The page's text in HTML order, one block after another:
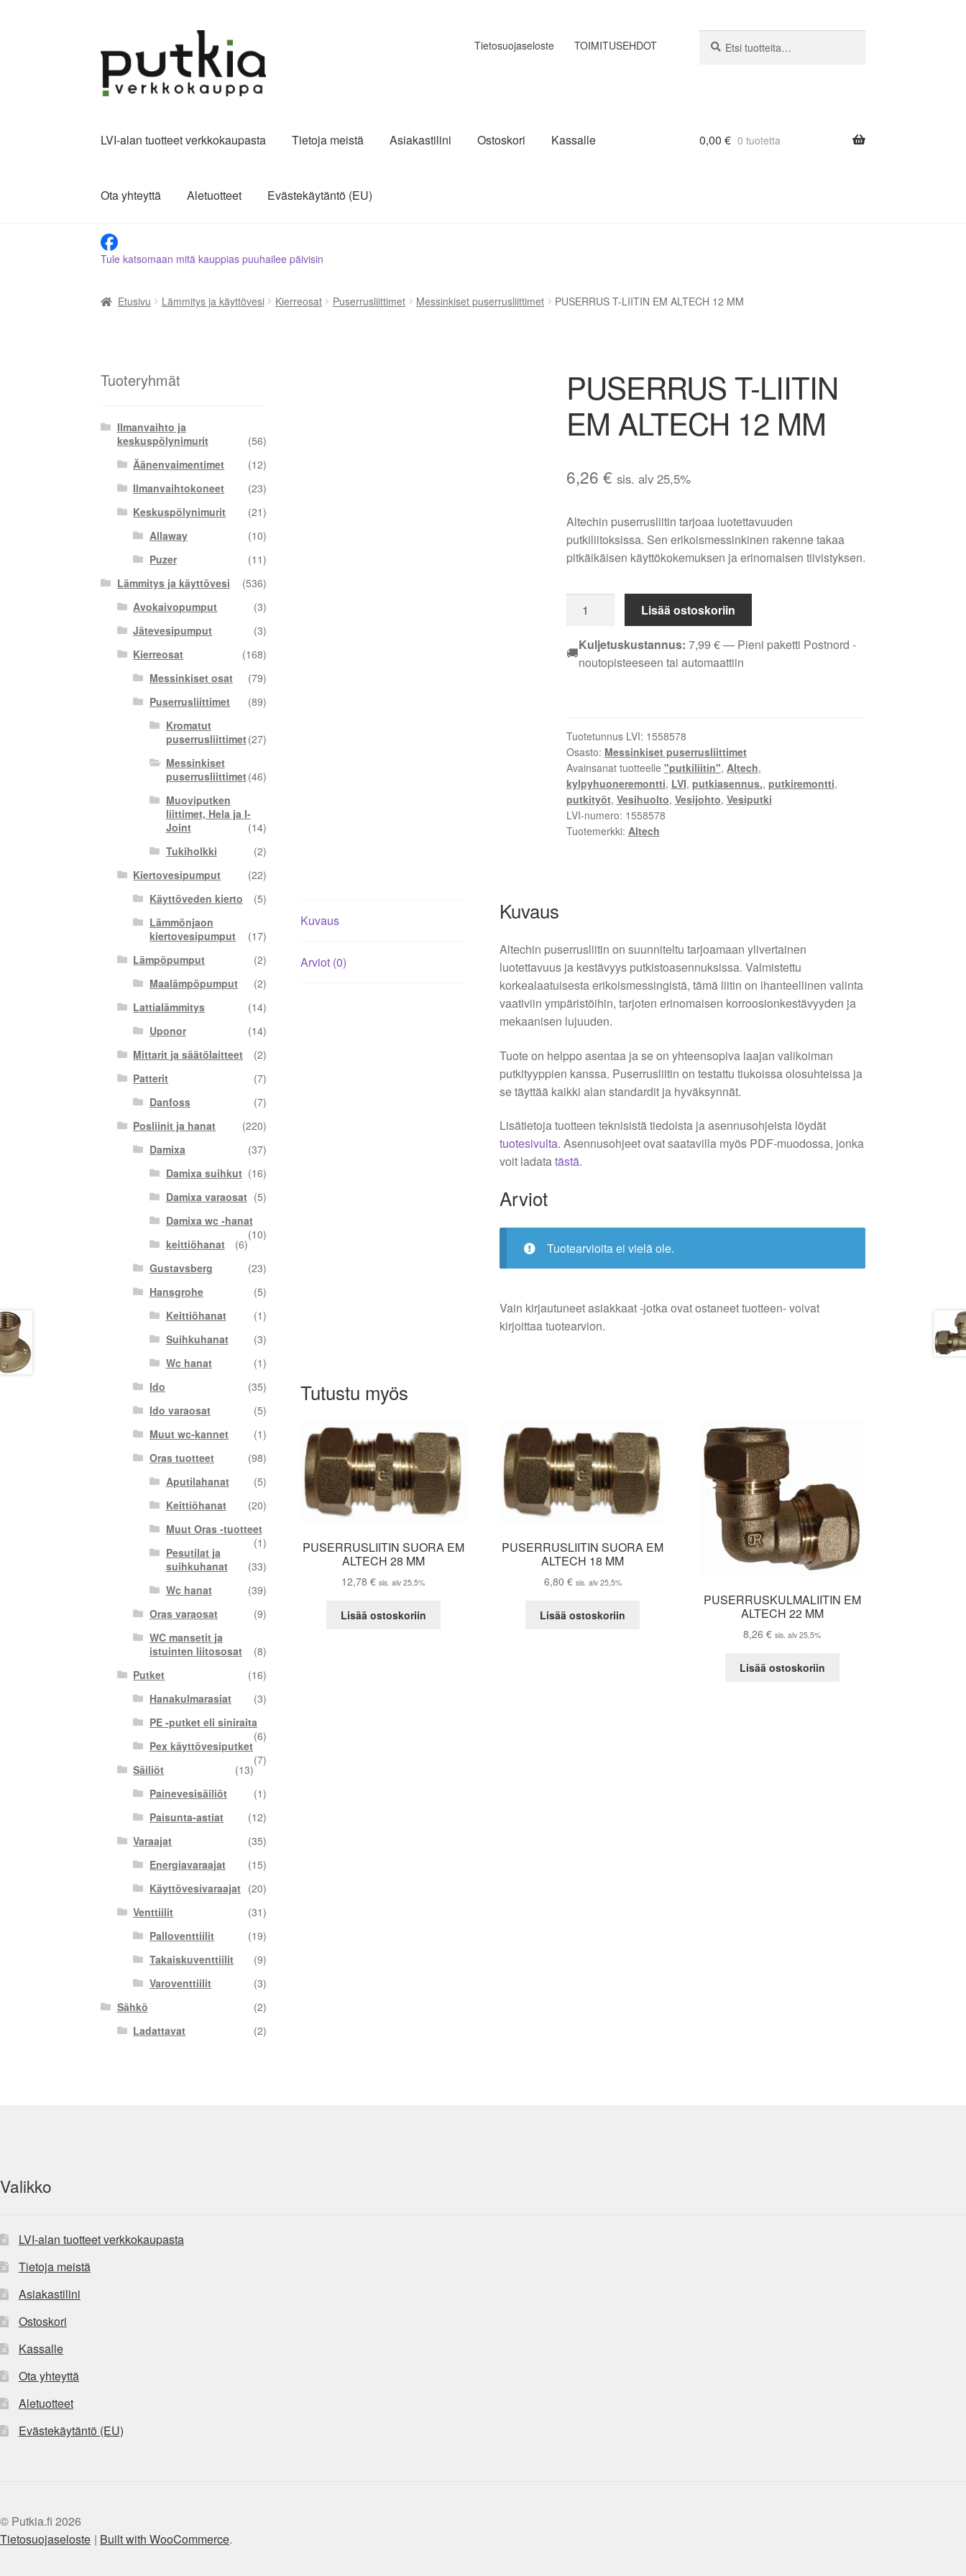
navigointiin
sisältöön
Tietosuojaseloste TOIMITUSEHDOT
LVI-alan tuotteet verkkokaupasta Tietoja meistä Asiakastilini Ostoskori Kassalle
Ota yhteyttä Aletuotteet Evästekäytäntö (EU)
0,00 € 0 tuotetta
Tule katsomaan mitä kauppias puuhailee päivisin
Etusivu Lämmitys ja käyttövesi Kierreosat Puserrusliittimet Messinkiset puserrusliittimet PUSERRUS T-LIITIN EM ALTECH 12 MM
PUSERRUS T-LIITIN
EM ALTECH 12 MM
6,26 € sis. alv 25,5%
Altechin puserrusliitin tarjoaa luotettavuuden
putkiliitoksissa. Sen erikoismessinkinen rakenne takaa
pitkäikäisen käyttökokemuksen ja erinomaisen tiivistyksen.
LIITIN
EM
ALTECH
Lisää ostoskoriin
🚚Kuljetuskustannus: 7,99 €— Pieni paketti Postnord -
noutopisteeseen tai automaattiin
Tuotetunnus LVI: 1558578
Osasto: Messinkiset puserrusliittimet
Avainsanat tuotteelle "putkiliitin", Altech,
kylpyhuoneremontti, LVI, putkiasennus., putkiremontti,
putkityöt, Vesihuolto, Vesijohto, Vesiputki
LVI-numero: 1558578
Tuotemerkki: Altech
Kuvaus
Arviot (0)
Kuvaus
Altechin puserrusliitin on suunniteltu tarjoamaan ylivertainen
luotettavuus ja kestävyys putkistoasennuksissa. Valmistettu
korkealaatuisesta erikoismessingistä, tämä liitin on ihanteellinen valinta
vaativiin ympäristöihin, tarjoten erinomaisen korroosionkestävyyden ja
mekaanisen lujuuden.
Tuote on helppo asentaa ja se on yhteensopiva laajan valikoiman
putkityyppien kanssa. Puserrusliitin on testattu tiukoissa olosuhteissa ja
se täyttää kaikki alan standardit ja hyväksynnät.
Lisätietoja tuotteen teknisistä tiedoista ja asennusohjeista löydät
tuotesivulta. Asennusohjeet ovat saatavilla myös PDF-muodossa, jonka
voit ladatatästä.
Arviot
Tuotearvioita ei vielä ole.
Vain kirjautuneet asiakkaat -jotka ovat ostaneet tuotteen- voivat
kirjoittaa tuotearvion.
Tutustu myös
PUSERRUSLIITIN SUORA EM
ALTECH 28 MM
12,78€ sis. alv 25,5%
Lisää ostoskoriin
PUSERRUSLIITIN SUORA EM
ALTECH 18 MM
6,80 € sis. alv 25,5%
Lisää ostoskoriin
PUSERRUSKULMALIITIN EM
ALTECH 22 MM
8,26€ sis. alv 25,5%
Lisää ostoskoriin
Tuoteryhmät
Ilmanvaihto ja
keskuspölynimurit
(56)
Äänenvaimentimet
(12)
Ilmanvaihtokoneet
(23)
Keskuspölynimurit
(21)
Allaway
(10)
Puzer
(11)
Lämmitys ja käyttövesi
(536)
Avokaivopumput
(3)
Jätevesipumput
(3)
Kierreosat
(168)
Messinkiset osat
(79)
Puserrusliittimet
(89)
Kromatut
puserrusliittimet(27)
Messinkiset
puserrusliittimet(46)
Muoviputken
liittimet, Hela ja I-
Joint
(14)
Tukiholkki
(2)
Kiertovesipumput
(22)
Käyttöveden kierto
(5)
Lämmönjaon
kiertovesipumput
(17)
Lämpöpumput
(2)
Maalämpöpumput
(2)
Lattialämmitys
(14)
Uponor
(14)
Mittarit ja säätölaitteet
(2)
Patterit
(7)
Danfoss
(7)
Posliinit ja hanat
(220)
Damixa
(37)
Damixa suihkut (16)
Damixa varaosat (5)
Damixa wc -hanat
(10)
keittiöhanat
(6)
Gustavsberg
(23)
Hansgrohe
(5)
Keittiöhanat
(1)
Suihkuhanat
(3)
Wc hanat
(1)
Ido
(35)
Ido varaosat
(5)
Muut wc-kannet
(1)
Oras tuotteet
(98)
Aputilahanat
(5)
Keittiöhanat
(20)
Muut Oras -tuotteet
(1)
Pesutilat ja
suihkuhanat
(33)
Wc hanat
(39)
Oras varaosat
(9)
WC mansetit ja
istuinten liitososat
(8)
Putket
(16)
Hanakulmarasiat
(3)
PE -putket eli siniraita
(6)
Pex käyttövesiputket
(7)
Säiliöt
(13)
Painevesisäiliöt
(1)
Paisunta-astiat
(12)
Varaajat
(35)
Energiavaraajat
(15)
Käyttövesivaraajat (20)
Venttiilit
(31)
Palloventtiilit
(19)
Takaiskuventtiilit
(9)
Varoventtiilit
(3)
Sähkö
(2)
Ladattavat
(2)
Valikko
LVI-alan tuotteet verkkokaupasta
Tietoja meistä
Asiakastilini
Ostoskori
Kassalle
Ota yhteyttä
Aletuotteet
Evästekäytäntö (EU)
© Putkia.fi 2026
Tietosuojaseloste
Built with WooCommerce.